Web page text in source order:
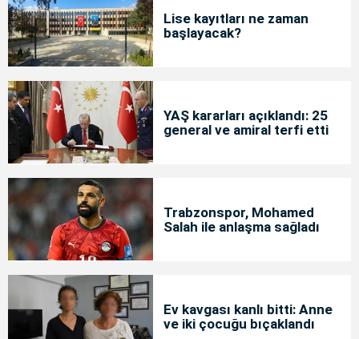
Lise kayıtları ne zaman
başlayacak?
YAŞ kararları açıklandı: 25
general ve amiral terfi etti
Trabzonspor, Mohamed
Salah ile anlaşma sağladı
Ev kavgası kanlı bitti: Anne
ve iki çocuğu bıçaklandı